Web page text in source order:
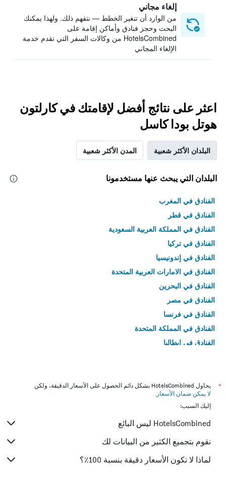
إلغاء مجاني
من الوارد أن تتغير الخطط — نتفهم ذلك. ولهذا يمكنك
البحث وحجز فنادق وأماكن إقامة على
HotelsCombined من وكالات السفر التي تقدم خدمة
الإلغاء المجاني
اعثر على نتائج أفضل لإقامتك في كارلتون
هوتل بودا كاسل
البلدان الأكثر شعبية المدن الأكثر شعبية
البلدان التي يبحث عنها مستخدمونا
الفنادق في المغرب
الفنادق في قطر
الفنادق في المملكة العربية السعودية
الفنادق في تركيا
الفنادق في إندونيسيا
الفنادق في الامارات العربية المتحدة
الفنادق في البحرين
الفنادق في مصر
الفنادق في فرنسا
الفنادق في المملكة المتحدة
الفنادق في إيطاليا
*
يحاول HotelsCombined بشكل دائم الحصول على الأسعار الدقيقة، ولكن
لا يمكن ضمان الأسعار .
إليك السبب:
HotelsCombined ليس البائع
نقوم بتجميع الكثير من البيانات لك
لماذا لا تكون الأسعار دقيقة بنسبة 100٪؟